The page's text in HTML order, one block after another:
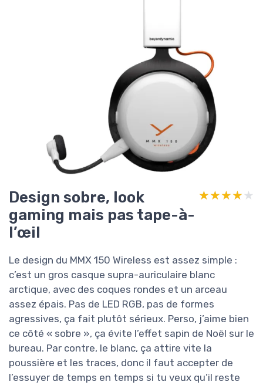
Design sobre, look
gaming mais pas tape-à-
l’œil
★★★★★
★★★★★
Le design du MMX 150 Wireless est assez simple :
c’est un gros casque supra-auriculaire blanc
arctique, avec des coques rondes et un arceau
assez épais. Pas de LED RGB, pas de formes
agressives, ça fait plutôt sérieux. Perso, j’aime bien
ce côté « sobre », ça évite l’effet sapin de Noël sur le
bureau. Par contre, le blanc, ça attire vite la
poussière et les traces, donc il faut accepter de
l’essuyer de temps en temps si tu veux qu’il reste